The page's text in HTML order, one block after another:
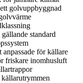
golvuppbyggnad
standard
för källare
friskare inomhusluft